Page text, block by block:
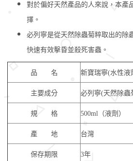
對於偏好天然產品的人來說，本產
擇。
必列寧是從天然除蟲菊粹取出的除
快速有效擊昏並殺死害蟲。
品 名 新寶瑞寧(水性液
主要成分 必列寧(天然除蟲
規 格 500ml（液劑）
產 地 台灣
保存期限 3年